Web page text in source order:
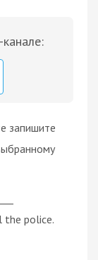
запишите
the police.